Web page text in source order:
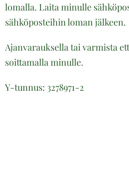
lomalla. Laita minulle
sähköposteihin loman jälkeen.
Ajanvarauksella tai varmista
soittamalla minulle.
Y-tunnus: 3278971-2